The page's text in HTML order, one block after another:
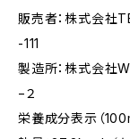
販売者：株式会
-111
製造所：株式会社
−２
栄養成分表示（